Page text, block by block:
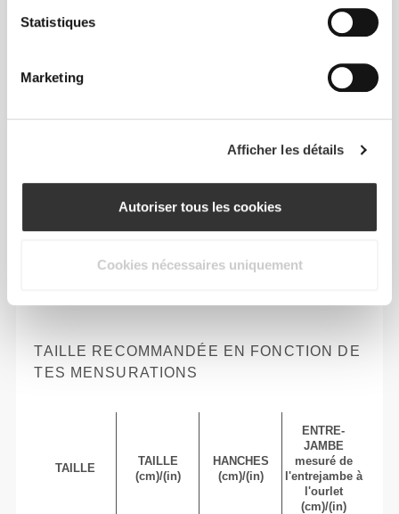
Statistiques
Marketing
Afficher les détails
Autoriser tous les cookies
Cookies nécessaires uniquement
Liberté totale de mouvement. Une coupe
TAILLE RECOMMANDÉE EN FONCTION DE
TES MENSURATIONS
TAILLE
TAILLE
(cm)/(in)
HANCHES
(cm)/(in)
ENTRE-
JAMBE
mesuré de
l'entrejambe à
l'ourlet
(cm)/(in)